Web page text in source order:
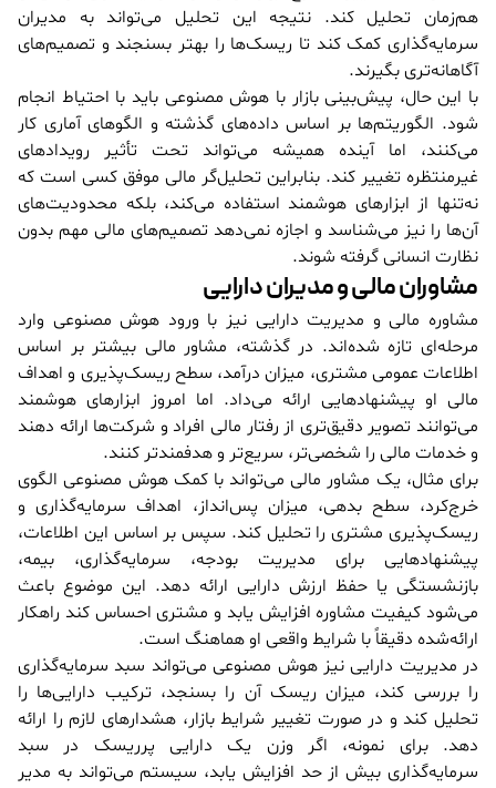
هم‌زمان تحلیل کند. نتیجه این تحلیل می‌تواند به مدیران
سرمایه‌گذاری کمک کند تا ریسک‌ها را بهتر بسنجند و تصمیم‌های
آگاهانه‌تری بگیرند.
با این حال، پیش‌بینی بازار با هوش مصنوعی باید با احتیاط انجام
شود. الگوریتم‌ها بر اساس داده‌های گذشته و الگوهای آماری کار
می‌کنند، اما آینده همیشه می‌تواند تحت تأثیر رویدادهای
غیرمنتظره تغییر کند. بنابراین تحلیل‌گر مالی موفق کسی است که
نه‌تنها از ابزارهای هوشمند استفاده می‌کند، بلکه محدودیت‌های
آن‌ها را نیز می‌شناسد و اجازه نمی‌دهد تصمیم‌های مالی مهم بدون
نظارت انسانی گرفته شوند.
مشاوران مالی و مدیران دارایی
مشاوره مالی و مدیریت دارایی نیز با ورود هوش مصنوعی وارد
مرحله‌ای تازه شده‌اند. در گذشته، مشاور مالی بیشتر بر اساس
اطلاعات عمومی مشتری، میزان درآمد، سطح ریسک‌پذیری و اهداف
مالی او پیشنهادهایی ارائه می‌داد. اما امروز ابزارهای هوشمند
می‌توانند تصویر دقیق‌تری از رفتار مالی افراد و شرکت‌ها ارائه دهند
و خدمات مالی را شخصی‌تر، سریع‌تر و هدفمندتر کنند.
برای مثال، یک مشاور مالی می‌تواند با کمک هوش مصنوعی الگوی
خرج‌کرد، سطح بدهی، میزان پس‌انداز، اهداف سرمایه‌گذاری و
ریسک‌پذیری مشتری را تحلیل کند. سپس بر اساس این اطلاعات،
پیشنهادهایی برای مدیریت بودجه، سرمایه‌گذاری، بیمه،
بازنشستگی یا حفظ ارزش دارایی ارائه دهد. این موضوع باعث
می‌شود کیفیت مشاوره افزایش یابد و مشتری احساس کند راهکار
ارائه‌شده دقیقاً با شرایط واقعی او هماهنگ است.
در مدیریت دارایی نیز هوش مصنوعی می‌تواند سبد سرمایه‌گذاری
را بررسی کند، میزان ریسک آن را بسنجد، ترکیب دارایی‌ها را
تحلیل کند و در صورت تغییر شرایط بازار، هشدارهای لازم را ارائه
دهد. برای نمونه، اگر وزن یک دارایی پرریسک در سبد
سرمایه‌گذاری بیش از حد افزایش یابد، سیستم می‌تواند به مدیر